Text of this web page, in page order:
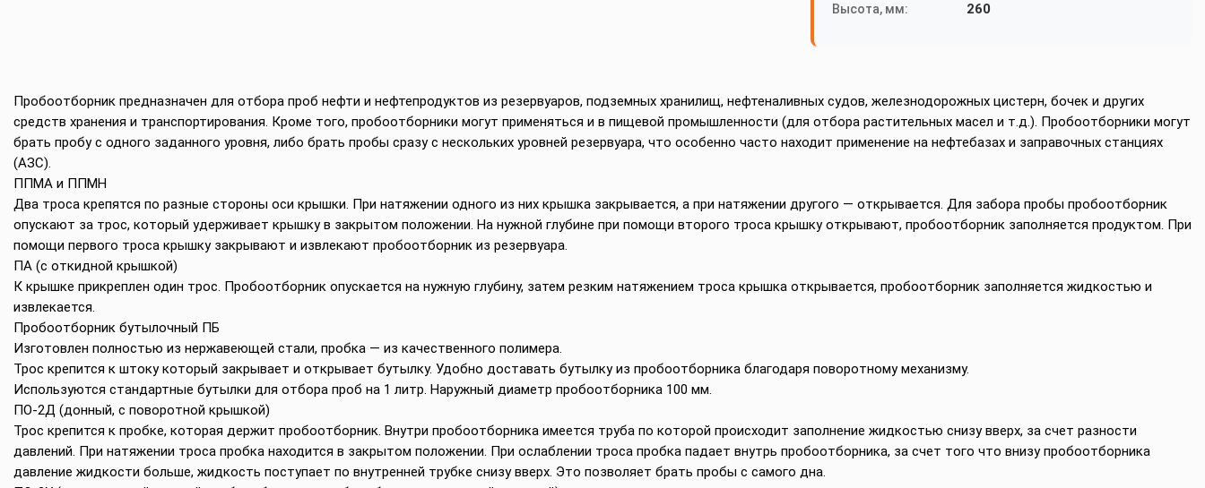
Высота, мм: 260
Пробоотборник предназначен для отбора проб нефти и нефтепродуктов из резервуаров, подземных хранилищ, нефтеналивных судов, железнодорожных цистерн, бочек и других
средств хранения и транспортирования. Кроме того, пробоотборники могут применяться и в пищевой промышленности (для отбора растительных масел и т.д.). Пробоотборники могут
брать пробу с одного заданного уровня, либо брать пробы сразу с нескольких уровней резервуара, что особенно часто находит применение на нефтебазах и заправочных станциях
(АЗС).
ППМА и ППМН
Два троса крепятся по разные стороны оси крышки. При натяжении одного из них крышка закрывается, а при натяжении другого — открывается. Для забора пробы пробоотборник
опускают за трос, который удерживает крышку в закрытом положении. На нужной глубине при помощи второго троса крышку открывают, пробоотборник заполняется продуктом. При
помощи первого троса крышку закрывают и извлекают пробоотборник из резервуара.
ПА (с откидной крышкой)
К крышке прикреплен один трос. Пробоотборник опускается на нужную глубину, затем резким натяжением троса крышка открывается, пробоотборник заполняется жидкостью и
извлекается.
Пробоотборник бутылочный ПБ
Изготовлен полностью из нержавеющей стали, пробка — из качественного полимера.
Трос крепится к штоку который закрывает и открывает бутылку. Удобно доставать бутылку из пробоотборника благодаря поворотному механизму.
Используются стандартные бутылки для отбора проб на 1 литр. Наружный диаметр пробоотборника 100 мм.
ПО-2Д (донный, с поворотной крышкой)
Трос крепится к пробке, которая держит пробоотборник. Внутри пробоотборника имеется труба по которой происходит заполнение жидкостью снизу вверх, за счет разности
давлений. При натяжении троса пробка находится в закрытом положении. При ослаблении троса пробка падает внутрь пробоотборника, за счет того что внизу пробоотборника
давление жидкости больше, жидкость поступает по внутренней трубке снизу вверх. Это позволяет брать пробы с самого дна.